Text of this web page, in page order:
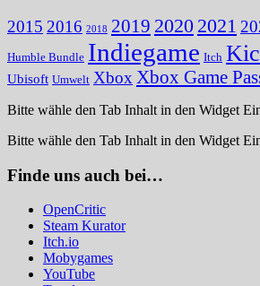
2015 2016 2018 2019 2020 2021
Humble Bundle Indiegame Itch
Ubisoft Umwelt Xbox Xbox Game
Bitte wähle den Tab Inhalt in den Widget
Bitte wähle den Tab Inhalt in den Widget
Finde uns auch bei…
OpenCritic
Steam Kurator
Itch.io
Mobygames
YouTube